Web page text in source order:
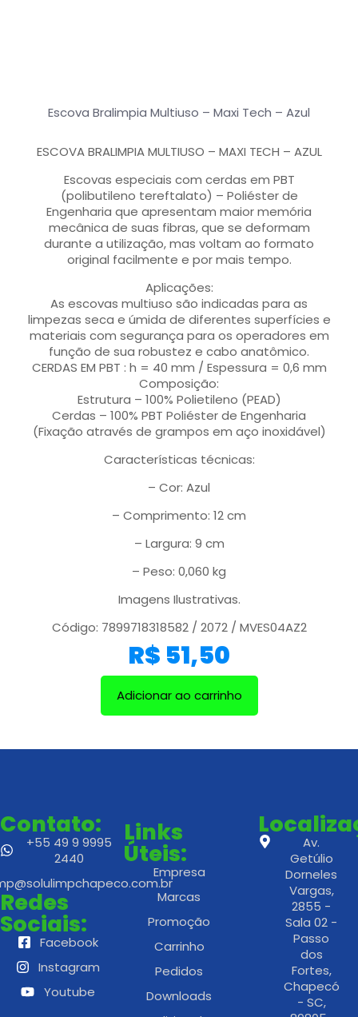
Escova Bralimpia Multiuso – Maxi Tech – Azul
ESCOVA BRALIMPIA MULTIUSO – MAXI TECH – AZUL
Escovas especiais com cerdas em PBT
(polibutileno tereftalato) – Poliéster de
Engenharia que apresentam maior memória
mecânica de suas fibras, que se deformam
durante a utilização, mas voltam ao formato
original facilmente e por mais tempo.
Aplicações:
As escovas multiuso são indicadas para as
limpezas seca e úmida de diferentes superfícies e
materiais com segurança para os operadores em
função de sua robustez e cabo anatômico.
CERDAS EM PBT : h = 40 mm / Espessura = 0,6 mm
Composição:
Estrutura – 100% Polietileno (PEAD)
Cerdas – 100% PBT Poliéster de Engenharia
(Fixação através de grampos em aço inoxidável)
Características técnicas:
– Cor: Azul
– Comprimento: 12 cm
– Largura: 9 cm
– Peso: 0,060 kg
Imagens Ilustrativas.
Código: 7899718318582 / 2072 / MVES04AZ2
R$ 51,50
Adicionar ao carrinho
Contato:
+55 49 9 9995
2440
Redes
Sociais:
Facebook
Instagram
Youtube
Links
Úteis:
Empresa
Marcas
Promoção
Carrinho
Pedidos
Downloads
Av.
Getúlio
Dorneles
Vargas,
2855 -
Sala 02 -
Passo
dos
Fortes,
Chapecó
- SC,